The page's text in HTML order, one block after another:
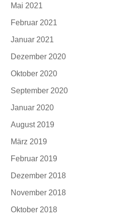
Mai 2021
Februar 2021
Januar 2021
Dezember 2020
Oktober 2020
September 2020
Januar 2020
August 2019
März 2019
Februar 2019
Dezember 2018
November 2018
Oktober 2018